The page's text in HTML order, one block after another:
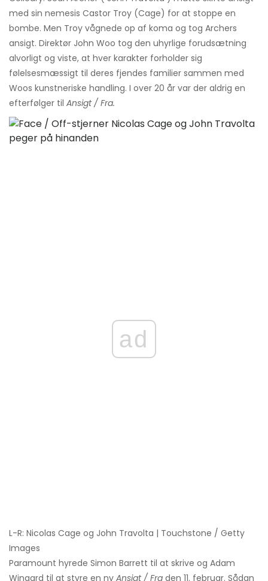
med sin nemesis Castor Troy (Cage) for at stoppe en
bombe. Men Troy vågnede op af koma og tog Archers
ansigt. Direktør John Woo tog den uhyrlige forudsætning
alvorligt og viste, at hver karakter forholder sig
følelsesmæssigt til deres fjendes familier sammen med
Woos kunstneriske handling. I over 20 år var der aldrig en
efterfølger til Ansigt / Fra.
ad
L-R: Nicolas Cage og John Travolta | Touchstone / Getty
Images
Paramount hyrede Simon Barrett til at skrive og Adam
Wingard til at styre en ny Ansigt / Fra den 11. februar. Sådan